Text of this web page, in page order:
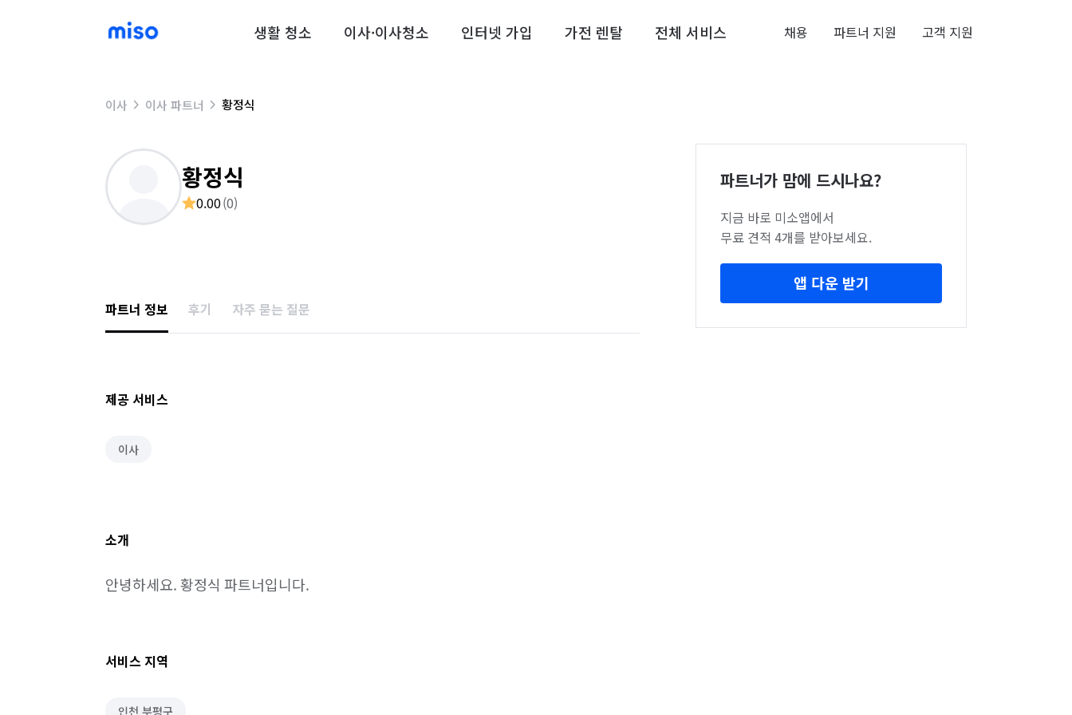
생활 청소 이사·이사청소 인터넷 가입 가전 렌탈 전체 서비스 채용 파트너 지원 고객 지원
이사 이사 파트너 황정식
황정식
0.00(0)
파트너 정보 후기 자주 묻는 질문
제공 서비스
이사
소개
안녕하세요. 황정식 파트너입니다.
서비스 지역
인천 부평구
파트너가 맘에 드시나요?
지금 바로 미소앱에서
무료 견적 4개를 받아보세요.
앱 다운 받기